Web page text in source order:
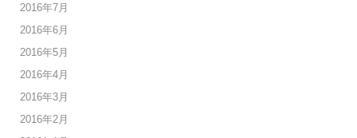
2016年7月
2016年6月
2016年5月
2016年4月
2016年3月
2016年2月